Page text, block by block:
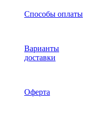
Способы оплаты
Варианты
доставки
Оферта